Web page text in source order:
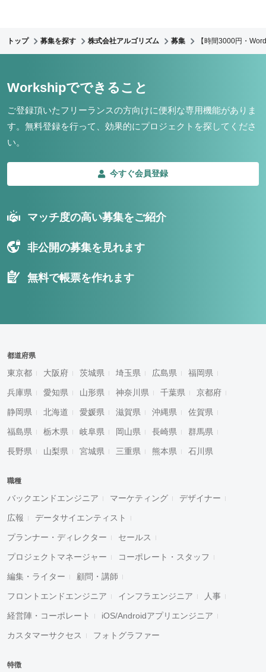
トップ 募集を探す 株式会社アルゴリズム 募集 【時間3000円・
Workshipでできること
ご登録頂いたフリーランスの方向けに便利な専用機能がありま
す。 無料登録を行って、効果的にプロジェクトを探してくださ
い。
今すぐ会員登録
マッチ度の高い募集をご紹介
非公開の募集を見れます
無料で帳票を作れます
都道府県
東京都 大阪府 茨城県 埼玉県 広島県 福岡県
兵庫県 愛知県 山形県 神奈川県 千葉県 京都府
静岡県 北海道 愛媛県 滋賀県 沖縄県 佐賀県
福島県 栃木県 岐阜県 岡山県 長崎県 群馬県
長野県 山梨県 宮城県 三重県 熊本県 石川県
職種
バックエンドエンジニア マーケティング デザイナー
広報 データサイエンティスト
プランナー・ディレクター セールス
プロジェクトマネージャー コーポレート・スタッフ
編集・ライター 顧問・講師
フロントエンドエンジニア インフラエンジニア 人事
経営陣・コーポレート iOS/Androidアプリエンジニア
カスタマーサクセス フォトグラファー
特徴